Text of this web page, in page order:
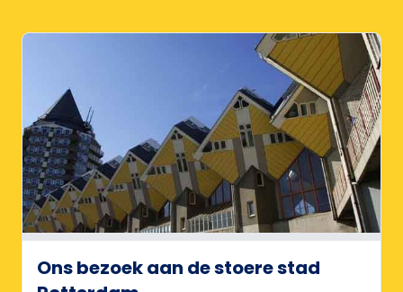
Ons bezoek aan de stoere stad